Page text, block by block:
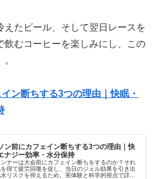
えたビール、そして翌日レースを
飲むコーヒーを楽しみにし、この
ン断ちする3つの理由｜快眠・
ン前にカフェイン断ちする3つの理由｜快
ナジー効率・水分保持
ナーは大会前にカフェイン断ちをするのか？それ
得て疲労回復を促し、当日のジェル効果を引き出
水リスクを抑えるため。実体験と科学的視点で詳し